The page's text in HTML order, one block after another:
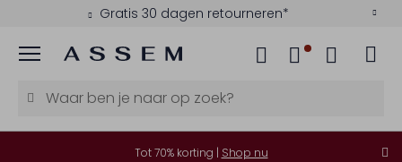
Gratis 30 dagen retourneren*
Menu
Tot 70% korting | Shop nu